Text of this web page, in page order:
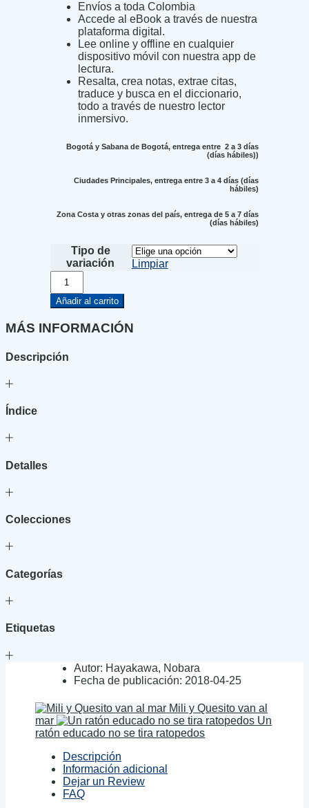
Envíos a toda Colombia
Accede al eBook a través de nuestra
plataforma digital.
Lee online y offline en cualquier
dispositivo móvil con nuestra app de
lectura.
Resalta, crea notas, extrae citas,
traduce y busca en el diccionario,
todo a través de nuestro lector
inmersivo.
Bogotá y Sabana de Bogotá, entrega entre 2 a 3 días
(días hábiles))
Ciudades Principales, entrega entre 3 a 4 días (días
hábiles)
Zona Costa y otras zonas del país, entrega de 5 a 7 días
(días hábiles)
Tipo de
variación
Limpiar
Nubarrón
cantidad
Añadir al carrito
MÁS INFORMACIÓN
Descripción
Índice
Detalles
Colecciones
Categorías
Etiquetas
Autor: Hayakawa, Nobara
Fecha de publicación: 2018-04-25
Mili y Quesito van al
mar
Un
ratón educado no se tira ratopedos
Descripción
Información adicional
Dejar un Review
FAQ